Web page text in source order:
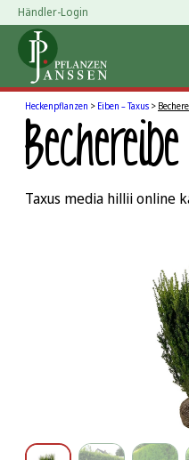
Zum
Inhalt
springen
Händler-Login
Heckenpflanzen > Eiben – Taxus >
Taxus media hillii online